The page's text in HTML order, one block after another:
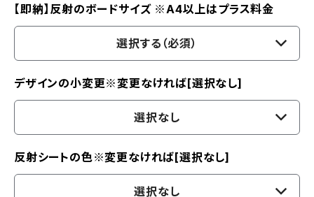
【即納】反射のボードサイズ ※A4以上はプラス料金
選択する（必須）
デザインの小変更※変更なければ[選択なし]
選択なし
反射シートの色※変更なければ[選択なし]
選択なし